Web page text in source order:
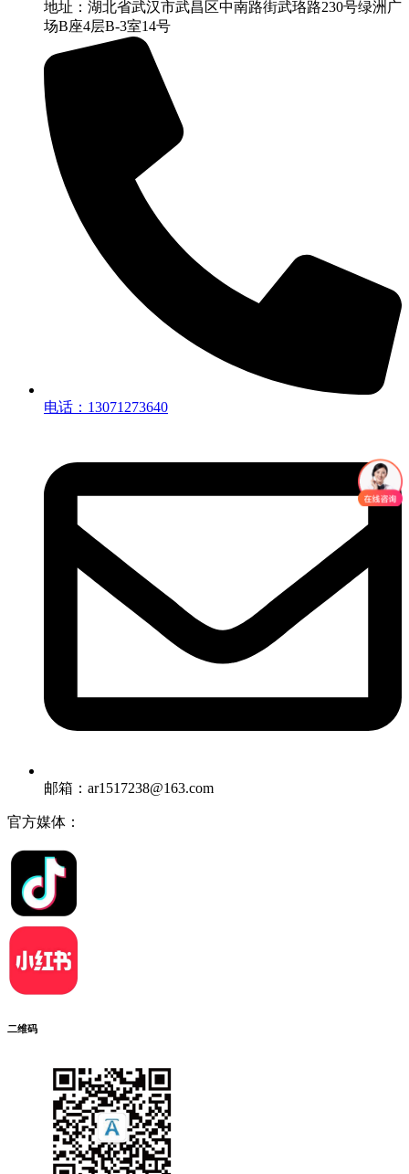
地址：湖北省武汉市武昌区中南路街武珞路230号绿洲广
场B座4层B-3室14号
电话：13071273640
邮箱：ar1517238@163.com
官方媒体：
二维码